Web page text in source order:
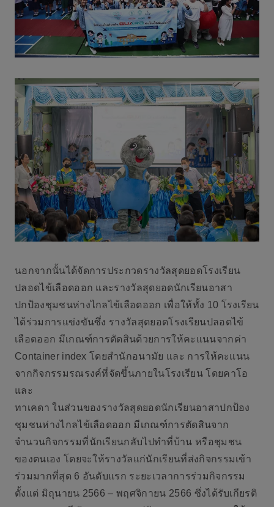
นอกจากนั้นได้จัดการประกวดรางวัลสุดยอดโรงเรียน
ปลอดไข้เลือดออก และรางวัลสุดยอดนักเรียนอาสา
ปกป้องชุมชนห่างไกลไข้เลือดออก เพื่อให้ทั้ง 10 โรงเรียน
ได้ร่วมการแข่งขันซึ่ง รางวัลสุดยอดโรงเรียนปลอดไข้
เลือดออก มีเกณฑ์การตัดสินด้วยการให้คะแนนจากค่า
Container index โดยสำนักอนามัย และ การให้คะแนน
จากกิจกรรมรณรงค์ที่จัดขึ้นภายในโรงเรียน โดยคาโอ
และ
ทาเคดา ในส่วนของรางวัลสุดยอดนักเรียนอาสาปกป้อง
ชุมชนห่างไกลไข้เลือดออก มีเกณฑ์การตัดสินจาก
จำนวนกิจกรรมที่นักเรียนกลับไปทำที่บ้าน หรือชุมชน
ของตนเอง โดยจะให้รางวัลแก่นักเรียนที่ส่งกิจกรรมเข้า
ร่วมมากที่สุด 6 อันดับแรก ระยะเวลาการร่วมกิจกรรม
ตั้งแต่ มิถุนายน 2566 – พฤศจิกายน 2566 ซึ่งได้รับเกียรติ